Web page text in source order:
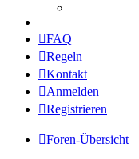
FAQ
Regeln
Kontakt
Anmelden
Registrieren
Foren-Übersicht